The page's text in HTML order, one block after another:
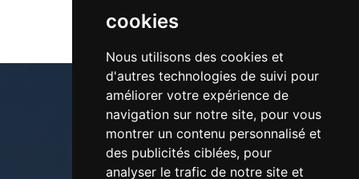
cookies
Nous utilisons des cookies et
d'autres technologies de suivi pour
améliorer votre expérience de
navigation sur notre site, pour vous
montrer un contenu personnalisé et
des publicités ciblées, pour
analyser le trafic de notre site et
01 30 42 28 61